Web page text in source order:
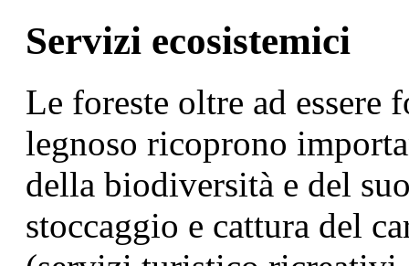
Servizi ecosistemici
Le foreste oltre ad essere
legnoso ricoprono
della biodiversità e del
stoccaggio e cattura del